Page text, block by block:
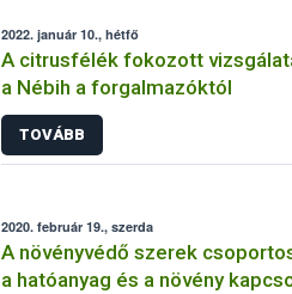
2022. január 10., hétfő
A citrusfélék fokozott
a Nébih a forgalmazóktól
TOVÁBB
2020. február 19., szerda
A növényvédő szerek
a hatóanyag és a növény